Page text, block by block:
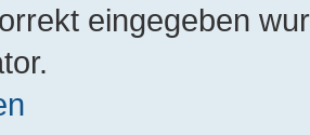
eingegeben